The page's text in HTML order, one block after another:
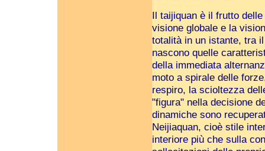
Il taijiquan è il frutto
visione globale e la
totalità in un istante, tra
nascono quelle
della immediata
moto a spirale delle
respiro, la scioltezza
"figura" nella decisione
dinamiche sono
Neijiaquan, cioè stile
interiore più che sulla